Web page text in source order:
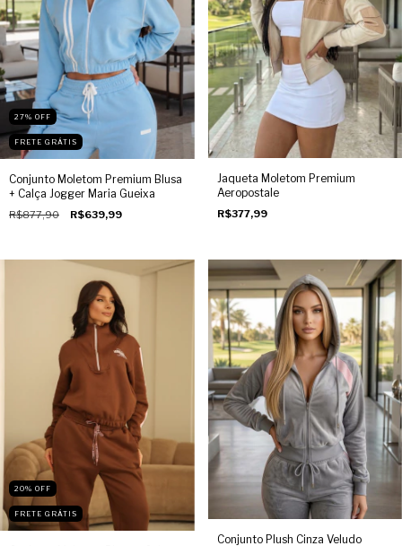
27% OFF
FRETE GRÁTIS
Conjunto Moletom Premium Blusa
+ Calça Jogger Maria Gueixa
R$877,90 R$639,99
Jaqueta Moletom Premium
Aeropostale
R$377,99
20% OFF
FRETE GRÁTIS
Conjunto Plush Cinza Veludo